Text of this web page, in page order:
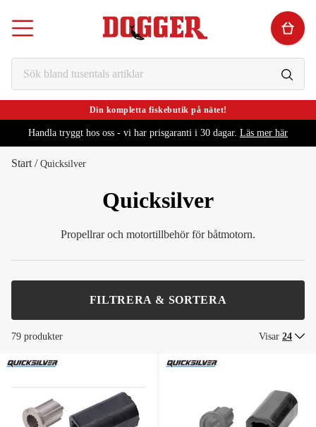
Din kompletta fiskebutik på nätet!
Handla tryggt hos oss - vi har prisgaranti i 30 dagar. Läs mer här
Start / Quicksilver
Quicksilver
Propellrar och motortillbehör för båtmotorn.
FILTRERA & SORTERA
79 produkter Visar 24